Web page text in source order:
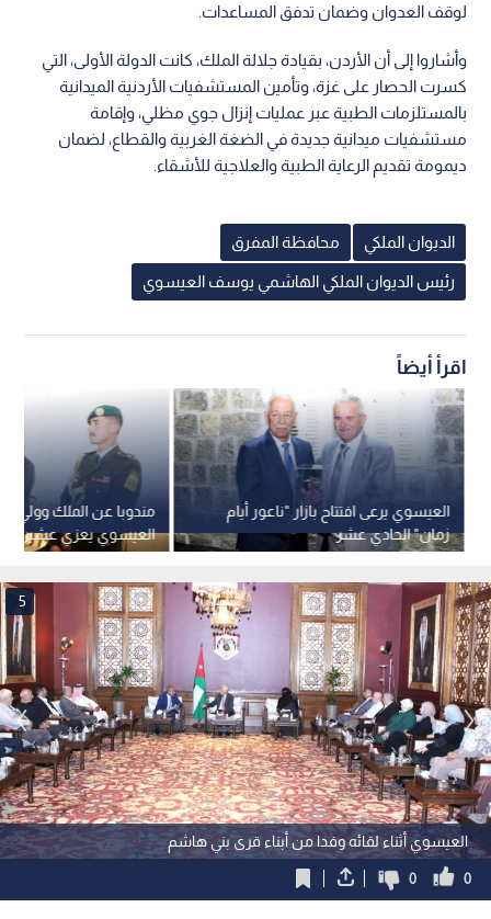
لوقف العدوان وضمان تدفق المساعدات.
وأشاروا إلى أن الأردن، بقيادة جلالة الملك، كانت الدولة الأولى، التي
كسرت الحصار على غزة، وتأمين المستشفيات الأردنية الميدانية
بالمستلزمات الطبية عبر عمليات إنزال جوي مظلي، وإقامة
مستشفيات ميدانية جديدة في الضغة الغربية والقطاع، لضمان
ديمومة تقديم الرعاية الطبية والعلاجية للأشقاء.
الديوان الملكي محافظة المفرق
رئيس الديوان الملكي الهاشمي يوسف العيسوي
اقرأ أيضاً
مندوبا عن الملك وولي
العيسوي يعزي عشيرة
العليقات
العيسوي يرعى افتتاح بازار "ناعور أيام
زمان" الحادي عشر
العيسوي أثناء لقائه وفدا من أبناء قرى بني هاشم
5
0
0